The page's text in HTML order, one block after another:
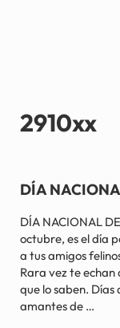
2910xx
DÍA
DÍA NACIONAL
octubre, es el día
a tus amigos
Rara vez te echan
que lo saben. Días
amantes de …